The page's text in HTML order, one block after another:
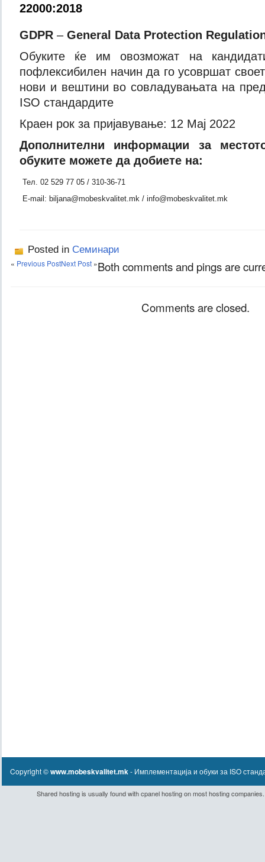
22000:2018
GDPR – General Data Protection
Обуките ќе им овозможат на
пофлексибилен начин да го усовршат
нови и вештини во совладувањата на
ISO стандардите
Краен рок за пријавување: 12 Maj 2022
Дополнителни информации за
обуките можете да добиете на:
Тел. 02 529 77 05 / 310-36-71
E-mail: biljana@mobeskvalitet.mk / info@mobeskvalitet.mk
Posted in Семинари
« Previous PostNext Post »Both comments and pings are
Comments are closed.
Copyright ©www.mobeskvalitet.mk- Имплементaција и обуки за ISO
Shared hostingis usually found withcpanel hostingon most hosting